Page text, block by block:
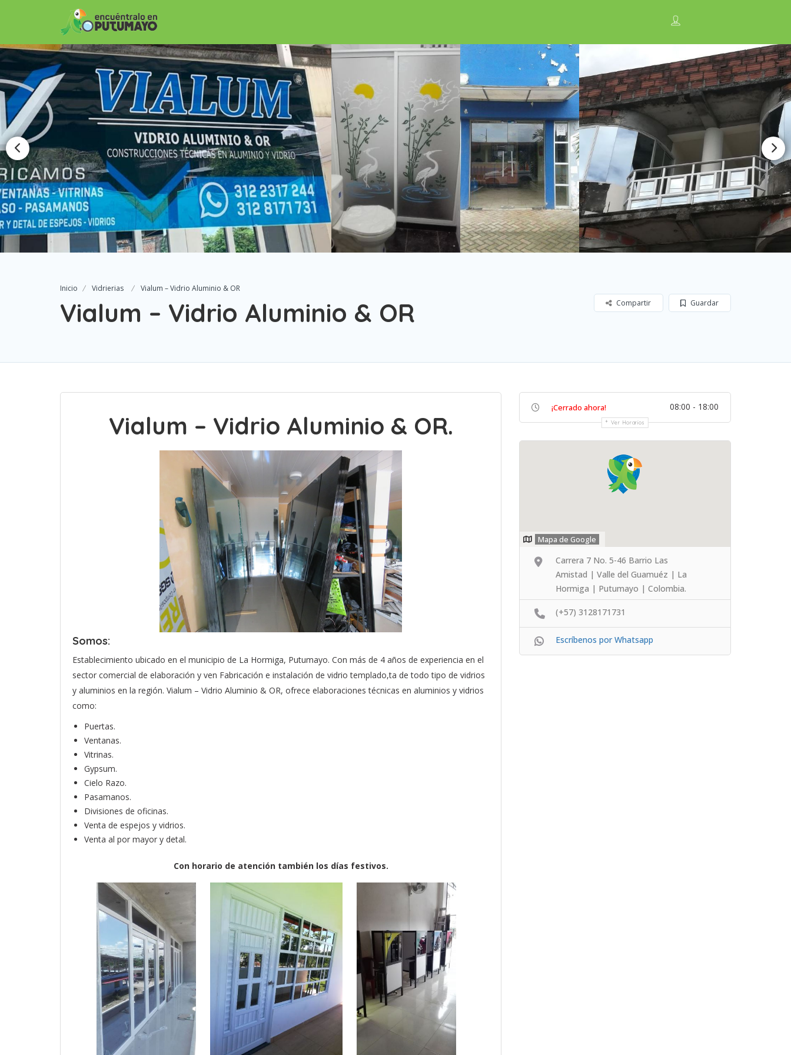
Inicio Vidrierias Vialum – Vidrio Aluminio & OR
Vialum – Vidrio Aluminio & OR Guardar
Compartir
Vialum – Vidrio Aluminio & OR.
Somos:
Establecimiento ubicado en el municipio de La Hormiga, Putumayo. Con más de 4 años de experiencia en el
sector comercial de elaboración y ven Fabricación e instalación de vidrio templado,ta de todo tipo de vidrios
y aluminios en la región. Vialum – Vidrio Aluminio & OR, ofrece elaboraciones técnicas en aluminios y vidrios
como:
Puertas.
Ventanas.
Vitrinas.
Gypsum.
Cielo Razo.
Pasamanos.
Divisiones de oficinas.
Venta de espejos y vidrios.
Venta al por mayor y detal.
Con horario de atención también los días festivos.
¡Cerrado ahora! 08:00 - 18:00
Ver Horarios
Mapa de Google
Carrera 7 No. 5-46 Barrio Las
Amistad | Valle del Guamuéz | La
Hormiga | Putumayo | Colombia.
(+57) 3128171731
Escríbenos por Whatsapp